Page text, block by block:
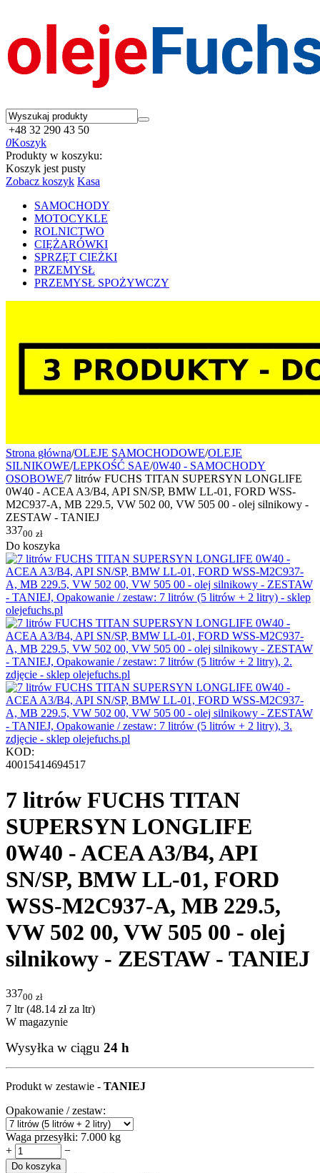
+48 32 290 43 50
0Koszyk
Produkty w koszyku:
Koszyk jest pusty
Zobacz koszyk Kasa
SAMOCHODY
MOTOCYKLE
ROLNICTWO
CIĘŻARÓWKI
SPRZĘT CIEŻKI
PRZEMYSŁ
PRZEMYSŁ SPOŻYWCZY
Strona główna/OLEJE SAMOCHODOWE/OLEJE
SILNIKOWE/LEPKOŚĆ SAE/0W40 - SAMOCHODY
OSOBOWE/7 litrów FUCHS TITAN SUPERSYN LONGLIFE
0W40 - ACEA A3/B4, API SN/SP, BMW LL-01, FORD WSS-
M2C937-A, MB 229.5, VW 502 00, VW 505 00 - olej silnikowy -
ZESTAW - TANIEJ
33700 zł
Do koszyka
KOD:
40015414694517
7 litrów FUCHS TITAN
SUPERSYN LONGLIFE
0W40 - ACEA A3/B4, API
SN/SP, BMW LL-01, FORD
WSS-M2C937-A, MB 229.5,
VW 502 00, VW 505 00 - olej
silnikowy - ZESTAW - TANIEJ
33700 zł
7 ltr (48.14 złza ltr)
W magazynie
Wysyłka w ciągu 24 h
Produkt w zestawie - TANIEJ
Opakowanie / zestaw:
Waga przesyłki: 7.000 kg
+
−
Do koszyka